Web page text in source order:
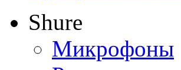
Shure
Микрофоны